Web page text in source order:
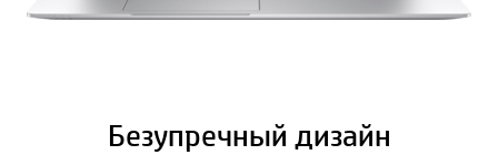
Безупречный дизайн